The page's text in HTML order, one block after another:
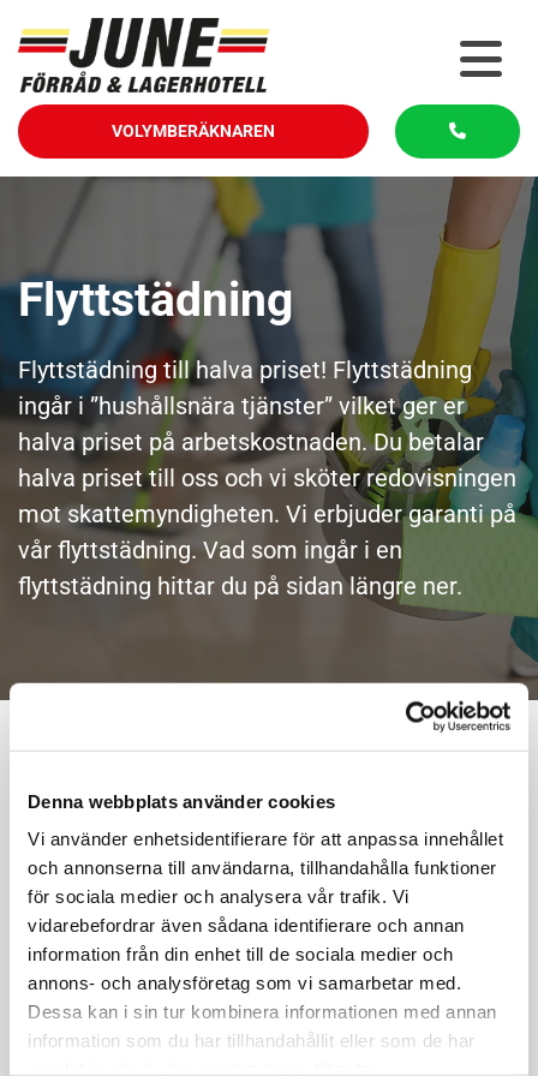
Denna webbplats använder cookies
Vi använder enhetsidentifierare för att anpassa innehållet
och annonserna till användarna, tillhandahålla funktioner
för sociala medier och analysera vår trafik. Vi
vidarebefordrar även sådana identifierare och annan
information från din enhet till de sociala medier och
annons- och analysföretag som vi samarbetar med.
Dessa kan i sin tur kombinera informationen med annan
information som du har tillhandahållit eller som de har
VOLYMBERÄKNAREN
Flyttstädning
Flyttstädning till halva priset! Flyttstädning
ingår i ”hushållsnära tjänster” vilket ger er
halva priset på arbetskostnaden. Du betalar
halva priset till oss och vi sköter redovisningen
mot skattemyndigheten. Vi erbjuder garanti på
vår flyttstädning. Vad som ingår i en
flyttstädning hittar du på sidan längre ner.
Vill du ha hjälp med flytten? Ring June Express AB på 036-
718830 eller gör prisförfrågan påwww.juneexpress.se.
June förfogar över stora och små bilar för lokala flyttningar
och samtransporterar möbler och annat gods över hela
Sverige. Man kör exempelvis mellan Stockholm – Malmö –
För tips inför flytten, titta i vår
flyttguide .